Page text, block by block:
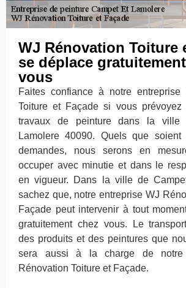
WJ Rénovation Toiture
se déplace
vous
Faites confiance à notre entreprise
Toiture et Façade si vous
travaux de peinture dans la ville
Lamolere 40090. Quels que
demandes, nous serons en
occuper avec minutie et dans le
en vigueur. Dans la ville de
sachez que, notre entreprise WJ
Façade peut intervenir à tout
gratuitement chez vous. Le
des produits et des peintures que
sera aussi à la charge de notre
Rénovation Toiture et Façade.